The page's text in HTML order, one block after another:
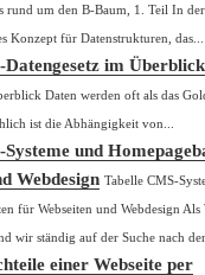
rund um den B-Baum, 1. Teil In
Konzept für Datenstrukturen, das...
Datengesetz im Überblick
Daten werden oft als das
ist die Abhängigkeit von...
Systeme und
Webdesign Tabelle CMS-
für Webseiten und Webdesign Als
wir ständig auf der Suche nach
einer Webseite per